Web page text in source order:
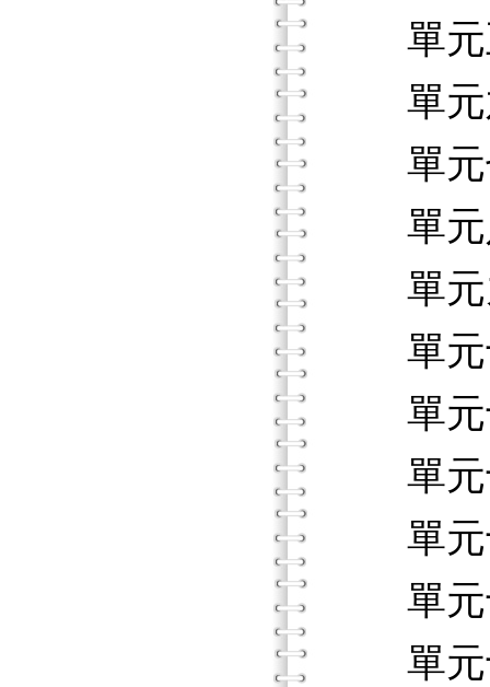
單元
單元
單元
單元
單元
單元
單元
單元
單元
單元
單元